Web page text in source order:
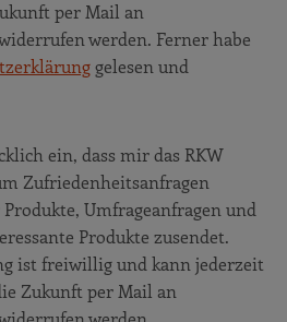
per Mail an
werden. Ferner habe
gelesen und
ein, dass mir das RKW
Zufriedenheitsanfragen
Umfrageanfragen und
Produkte zusendet.
ist freiwillig und kann jederzeit
Zukunft per Mail an